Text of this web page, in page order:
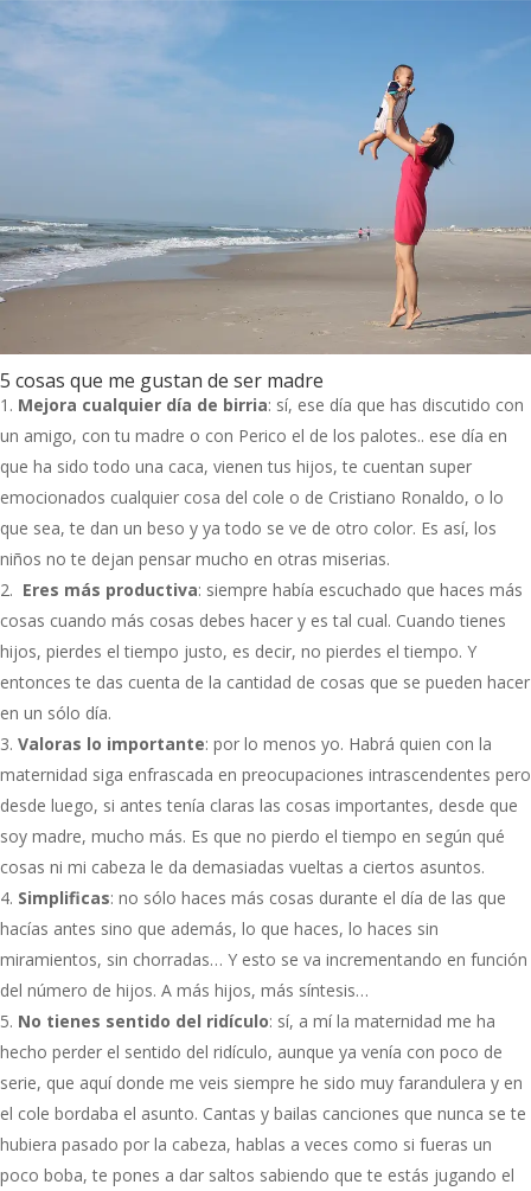
5 cosas que me gustan de ser madre
Mejora cualquier día de birria: sí, ese día que has discutido con
un amigo, con tu madre o con Perico el de los palotes.. ese día en
que ha sido todo una caca, vienen tus hijos, te cuentan super
emocionados cualquier cosa del cole o de Cristiano Ronaldo, o lo
que sea, te dan un beso y ya todo se ve de otro color. Es así, los
niños no te dejan pensar mucho en otras miserias.
Eres más productiva: siempre había escuchado que haces más
cosas cuando más cosas debes hacer y es tal cual. Cuando tienes
hijos, pierdes el tiempo justo, es decir, no pierdes el tiempo. Y
entonces te das cuenta de la cantidad de cosas que se pueden hacer
en un sólo día.
Valoras lo importante: por lo menos yo. Habrá quien con la
maternidad siga enfrascada en preocupaciones intrascendentes pero
desde luego, si antes tenía claras las cosas importantes, desde que
soy madre, mucho más. Es que no pierdo el tiempo en según qué
cosas ni mi cabeza le da demasiadas vueltas a ciertos asuntos.
Simplificas: no sólo haces más cosas durante el día de las que
hacías antes sino que además, lo que haces, lo haces sin
miramientos, sin chorradas… Y esto se va incrementando en función
del número de hijos. A más hijos, más síntesis…
No tienes sentido del ridículo: sí, a mí la maternidad me ha
hecho perder el sentido del ridículo, aunque ya venía con poco de
serie, que aquí donde me veis siempre he sido muy farandulera y en
el cole bordaba el asunto. Cantas y bailas canciones que nunca se te
hubiera pasado por la cabeza, hablas a veces como si fueras un
poco boba, te pones a dar saltos sabiendo que te estás jugando el